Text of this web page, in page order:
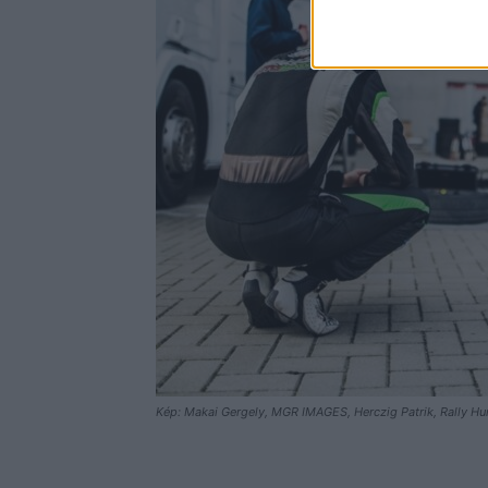
Kép: Makai Gergely, MGR IMAGES, Herczig Patrik, Rally